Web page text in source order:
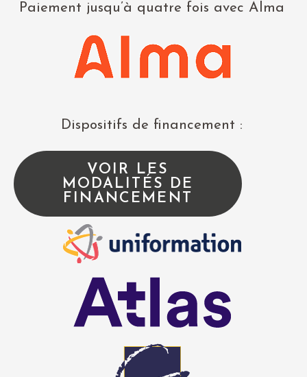
Paiement jusqu’à quatre fois avec Alma
Dispositifs de financement :
VOIR LES
MODALITÉS DE
FINANCEMENT